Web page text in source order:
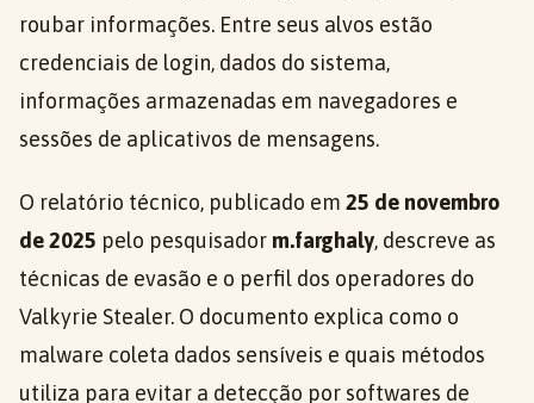
roubar informações. Entre seus alvos estão
credenciais de login, dados do sistema,
informações armazenadas em navegadores e
sessões de aplicativos de mensagens.
O relatório técnico, publicado em 25 de novembro
de 2025 pelo pesquisador m.farghaly, descreve as
técnicas de evasão e o perfil dos operadores do
Valkyrie Stealer. O documento explica como o
malware coleta dados sensíveis e quais métodos
utiliza para evitar a detecção por softwares de